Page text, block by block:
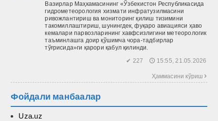
Вазирлар Маҳкамасининг «Ўзбекистон Республикасида
гидрометеорология хизмати инфратузилмасини
ривожлантириш ва мониторинг қилиш тизимини
такомиллаштириш, шунингдек, фуқаро авиацияси ҳаво
кемалари парвозларининг хавфсизлигини метеорологик
таъминлашга доир қўшимча чора-тадбирлар
тўғрисида»ги қарори қабул қилинди.
✔ 227 🕔 15:55, 21.05.2026
Ҳаммасини кўриш 
Фойдали манбаалар
Uza.uz